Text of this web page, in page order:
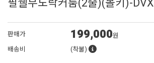
판매가 199,000원
배송비
(착불)